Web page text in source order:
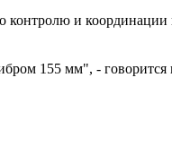
и
155 мм", -